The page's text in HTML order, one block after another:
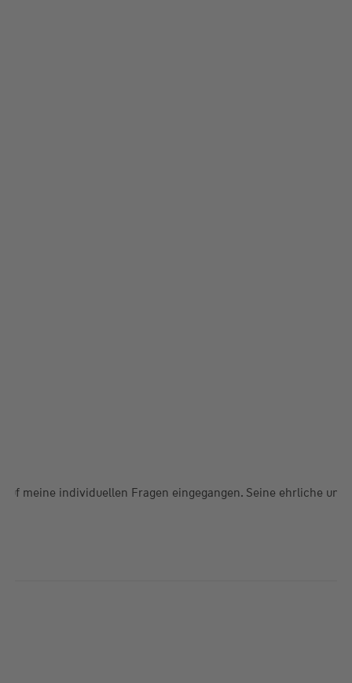
individuellen Fragen eingegangen. Seine ehrliche